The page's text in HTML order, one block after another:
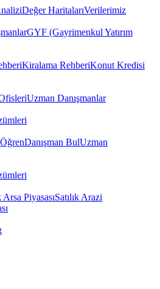
Değer HaritalarıVerilerimiz
GYF (Gayrimenkul Yatırım
Kiralama RehberiKonut Kredisi
Uzman Danışmanlar
Danışman BulUzman
Arsa PiyasasıSatılık Arazi